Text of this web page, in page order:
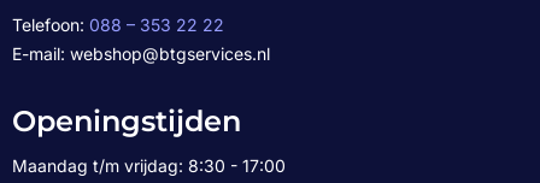
Telefoon: 088 – 353 22 22
E-mail: webshop@btgservices.nl
Openingstijden
Maandag t/m vrijdag: 8:30 - 17:00